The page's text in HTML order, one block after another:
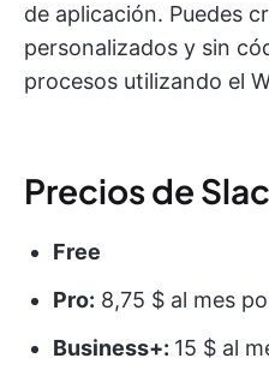
de aplicación. Puedes
personalizados y sin
procesos utilizando el
Precios de
Free
Pro: 8,75 $ al mes
Business+: 15 $ al